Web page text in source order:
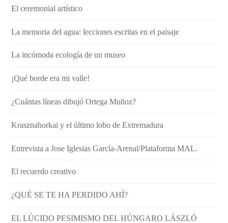
El ceremonial artístico
La memoria del agua: lecciones escritas en el paisaje
La incómoda ecología de un museo
¡Qué borde era mi valle!
¿Cuántas líneas dibujó Ortega Muñoz?
Krasznahorkai y el último lobo de Extremadura
Entrevista a Jose Iglesias García-Arenal/Plataforma MAL.
El recuerdo creativo
¿QUÉ SE TE HA PERDIDO AHÍ?
EL LÚCIDO PESIMISMO DEL HÚNGARO LÁSZLÓ